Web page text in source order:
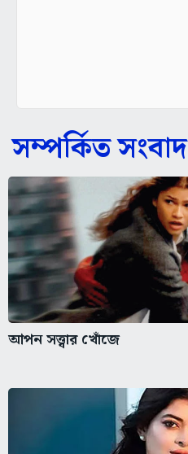
সম্পর্কিত সংবাদ
আপন সত্ত্বার খোঁজে